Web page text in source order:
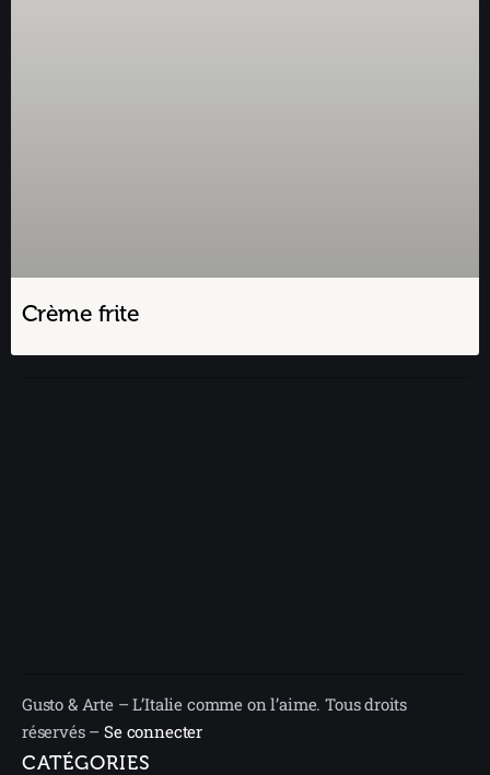
Crème frite
Gusto & Arte – L’Italie comme on l’aime. Tous droits
réservés –Se connecter
CATÉGORIES